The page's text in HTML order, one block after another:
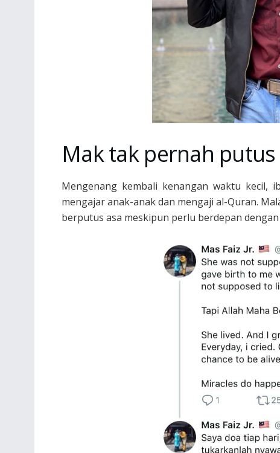
Mak tak pernah
Mengenang kembali kenangan waktu kecil,
mengajar anak-anak dan mengaji al-Quran.
berputus asa meskipun perlu berdepan